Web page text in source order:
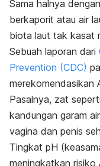
Sama halnya
berkaporit atau air
biota laut tak kasat
Sebuah laporan dari
Prevention (CDC)
merekomendasikan
Pasalnya, zat
kandungan garam
vagina dan penis
Tingkat pH
meningkatkan risiko